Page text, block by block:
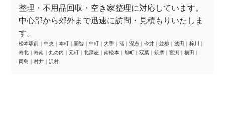
整理・不用品回収・空き家整理に対応しています。
中心部から郊外まで迅速に訪問・見積もりいたしま
す。
松本駅前 ｜ 中央 ｜ 本町 ｜ 開智 ｜ 中町 ｜ 大手 ｜ 渚 ｜ 深志 ｜ 今井 ｜ 並柳 ｜ 波田 ｜ 梓川
｜
寿北 ｜ 寿南 ｜ 丸の内 ｜ 元町 ｜ 北深志 ｜ 南松本 ｜ 旭町 ｜ 双葉 ｜ 筑摩 ｜ 宮渕 ｜ 横田 ｜
両島 ｜ 村井 ｜ 沢村